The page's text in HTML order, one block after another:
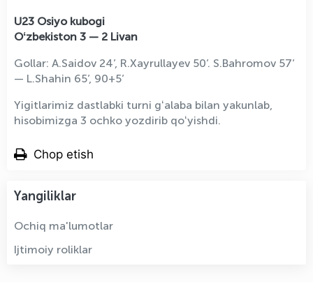
U23 Osiyo kubogi
Oʻzbekiston 3 — 2 Livan
Gollar: A.Saidov 24’, R.Xayrullayev 50’. S.Bahromov 57’
— L.Shahin 65’, 90+5’
Yigitlarimiz dastlabki turni gʻalaba bilan yakunlab,
hisobimizga 3 ochko yozdirib qoʻyishdi.
Chop etish
Yangiliklar
Ochiq ma'lumotlar
Ijtimoiy roliklar